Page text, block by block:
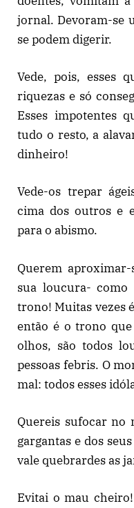
jornal. Devoram-se
se podem digerir.
Vede, pois, esses
riquezas e só
Esses impotentes
tudo o resto, a
dinheiro!
Vede-os trepar
cima dos outros e
para o abismo.
Querem
sua loucura- como
trono! Muitas vezes
então é o trono
olhos, são todos
pessoas febris. O
mal: todos esses
Quereis sufocar no
gargantas e dos
vale quebrardes as
Evitai o mau